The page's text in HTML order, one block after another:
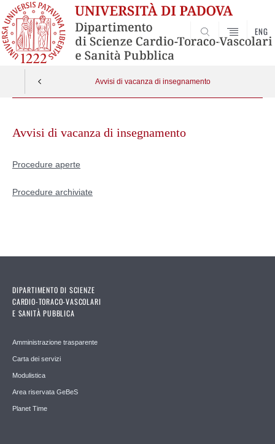
SEARCH
ENG
Avvisi di vacanza di insegnamento
contentAvvisi di vacanza di insegnamento
Procedure aperte
Procedure archiviate
DIPARTIMENTO DI SCIENZE
CARDIO-TORACO-VASCOLARI
E SANITÀ PUBBLICA
Amministrazione trasparente
Carta dei servizi
Modulistica
Area riservata GeBeS
Planet Time